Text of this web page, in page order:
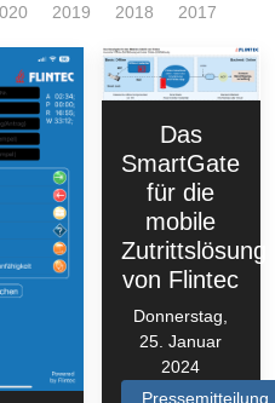
2019 2018 2017
Das
SmartGate
für die
mobile
Zutrittslösung
von Flintec
Donnerstag,
25. Januar
2024
Pressemitteilung